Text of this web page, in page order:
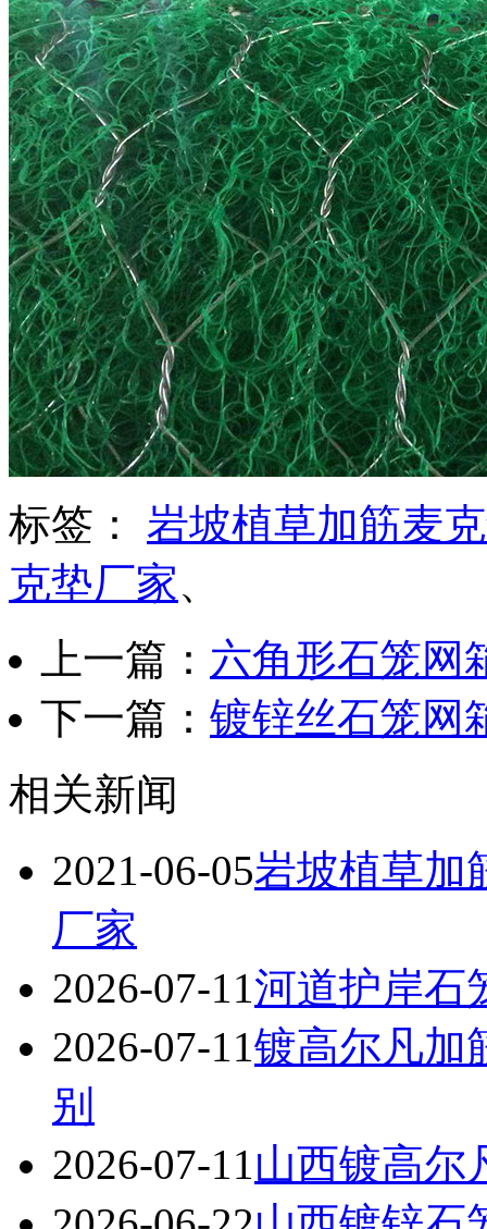
标签： 岩坡植草加筋麦
克垫厂家、
上一篇： 六角形石笼网
下一篇： 镀锌丝石笼网
相关新闻
2021-06-05岩坡植草加
厂家
2026-07-11河道护岸石
2026-07-11镀高尔凡加
别
2026-07-11山西镀高尔